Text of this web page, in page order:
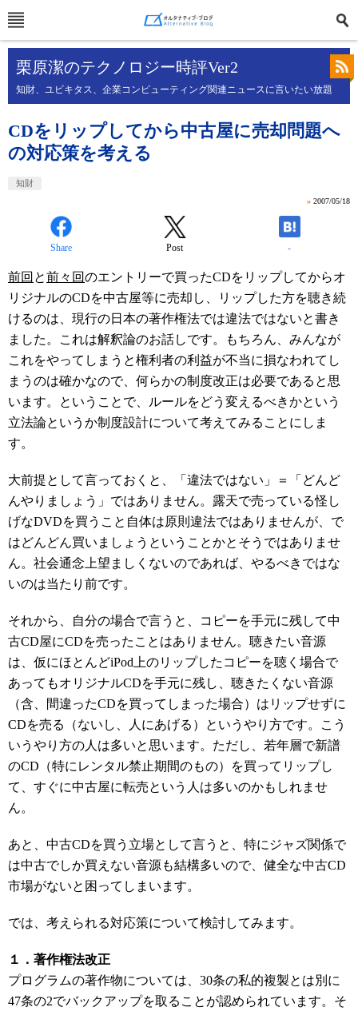
栗原潔のテクノロジー時評Ver2
知財、ユビキタス、企業コンピューティング関連ニュースに言いたい放題
CDをリップしてから中古屋に売却問題へ
の対応策を考える
知財
» 2007/05/18
Share Post -
前回 と前々回のエントリーで買ったCDをリップしてからオ
リジナルのCDを中古屋等に売却し、リップした方を聴き続
けるのは、現行の日本の著作権法では違法ではないと書き
ました。これは解釈論のお話しです。もちろん、みんなが
これをやってしまうと権利者の利益が不当に損なわれてし
まうのは確かなので、何らかの制度改正は必要であると思
います。ということで、ルールをどう変えるべきかという
立法論というか制度設計について考えてみることにしま
す。
大前提として言っておくと、「違法ではない」＝「どんど
んやりましょう」ではありません。露天で売っている怪し
げなDVDを買うこと自体は原則違法ではありませんが、で
はどんどん買いましょうということかとそうではありませ
ん。社会通念上望ましくないのであれば、やるべきではな
いのは当たり前です。
それから、自分の場合で言うと、コピーを手元に残して中
古CD屋にCDを売ったことはありません。聴きたい音源
は、仮にほとんどiPod上のリップしたコピーを聴く場合で
あってもオリジナルCDを手元に残し、聴きたくない音源
（含、間違ったCDを買ってしまった場合）はリップせずに
CDを売る（ないし、人にあげる）というやり方です。こう
いうやり方の人は多いと思います。ただし、若年層で新譜
のCD（特にレンタル禁止期間のもの）を買ってリップし
て、すぐに中古屋に転売という人は多いのかもしれませ
ん。
あと、中古CDを買う立場として言うと、特にジャズ関係で
は中古でしか買えない音源も結構多いので、健全な中古CD
市場がないと困ってしまいます。
では、考えられる対応策について検討してみます。
１．著作権法改正
プログラムの著作物については、30条の私的複製とは別に
47条の2でバックアップを取ることが認められています。そ